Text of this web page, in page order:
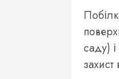
саду)
захист